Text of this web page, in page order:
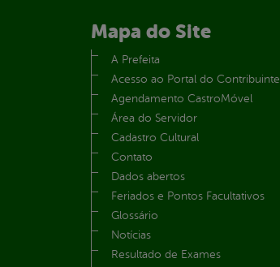
Mapa do Site
A Prefeita
Acesso ao Portal do Contribuinte
Agendamento CastroMóvel
Área do Servidor
Cadastro Cultural
Contato
Dados abertos
Feriados e Pontos Facultativos
Glossário
Notícias
Resultado de Exames